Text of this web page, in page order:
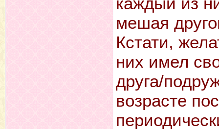
мешая
Кстати,
них имел
друга/
возрасте